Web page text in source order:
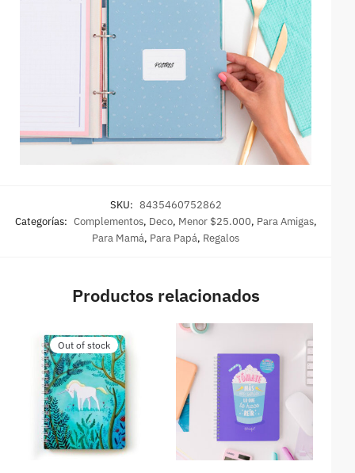
SKU: 8435460752862
Categorías: Complementos, Deco, Menor $25.000, Para Amigas,
Para Mamá, Para Papá, Regalos
Productos relacionados
Out of stock